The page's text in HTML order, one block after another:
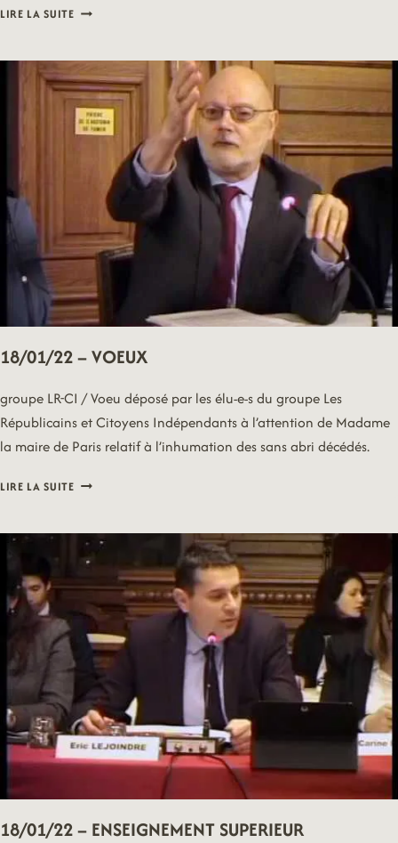
LIRE LA SUITE18/01/22
18/01/22 – VOEUX
groupe LR-CI / Voeu déposé par les élu-e-s du groupe Les
Républicains et Citoyens Indépendants à l’attention de Madame
la maire de Paris relatif à l’inhumation des sans abri décédés.
LIRE LA SUITE18/01/22
18/01/22 – ENSEIGNEMENT SUPERIEUR